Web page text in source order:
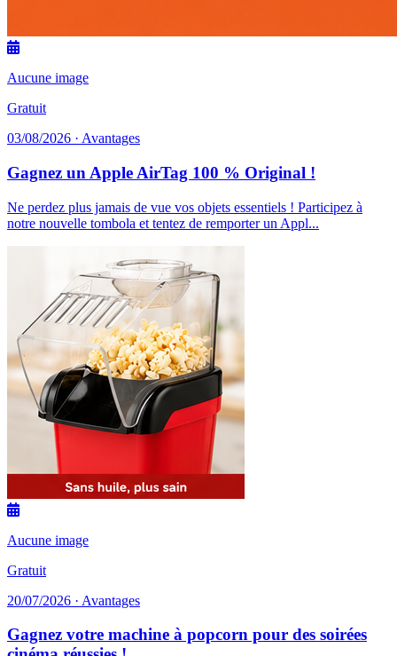
Aucune image
Gratuit
03/08/2026 · Avantages
Gagnez un Apple AirTag 100 % Original !
Ne perdez plus jamais de vue vos objets essentiels ! Participez à
notre nouvelle tombola et tentez de remporter un Appl...
Aucune image
Gratuit
20/07/2026 · Avantages
Gagnez votre machine à popcorn pour des soirées